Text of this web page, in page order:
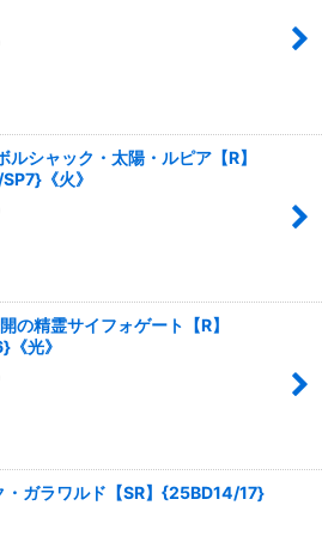
ルシャック・太陽・ルピア【R】
《火》
の精霊サイフォゲート【R】
光》
・ガラワルド【SR】{25BD14/17}